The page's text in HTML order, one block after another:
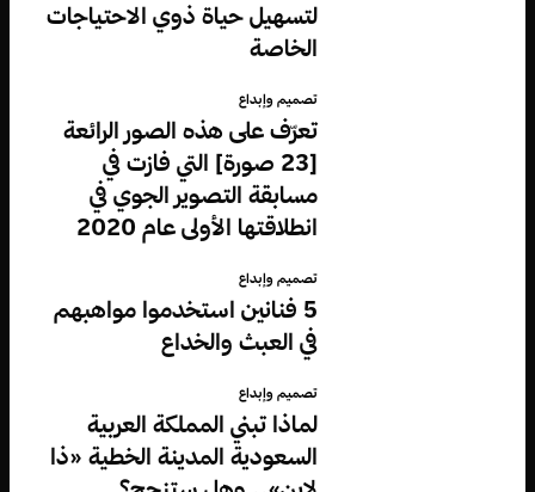
لتسهيل حياة ذوي الاحتياجات
الخاصة
تصميم وإبداع
تعرّف على هذه الصور الرائعة
[23 صورة] التي فازت في
مسابقة التصوير الجوي في
انطلاقتها الأولى عام 2020
تصميم وإبداع
5 فنانين استخدموا مواهبهم
في العبث والخداع
تصميم وإبداع
لماذا تبني المملكة العربية
السعودية المدينة الخطية «ذا